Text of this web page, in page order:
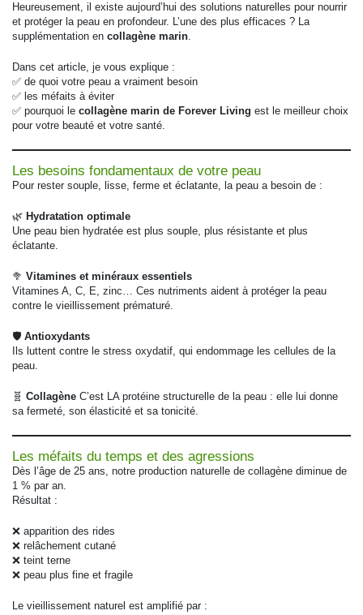
Heureusement, il existe aujourd’hui des solutions naturelles pour nourrir
et protéger la peau en profondeur. L’une des plus efficaces ? La
supplémentation en collagène marin.
Dans cet article, je vous explique :
✅ de quoi votre peau a vraiment besoin
✅ les méfaits à éviter
✅ pourquoi le collagène marin de Forever Living est le meilleur choix
pour votre beauté et votre santé.
Les besoins fondamentaux de votre peau
Pour rester souple, lisse, ferme et éclatante, la peau a besoin de :
🌿 Hydratation optimale
Une peau bien hydratée est plus souple, plus résistante et plus
éclatante.
🥦 Vitamines et minéraux essentiels
Vitamines A, C, E, zinc… Ces nutriments aident à protéger la peau
contre le vieillissement prématuré.
🛡️ Antioxydants
Ils luttent contre le stress oxydatif, qui endommage les cellules de la
peau.
🧬 Collagène C’est LA protéine structurelle de la peau : elle lui donne
sa fermeté, son élasticité et sa tonicité.
Les méfaits du temps et des agressions
Dès l’âge de 25 ans, notre production naturelle de collagène diminue de
1 % par an.
Résultat :
❌ apparition des rides
❌ relâchement cutané
❌ teint terne
❌ peau plus fine et fragile
Le vieillissement naturel est amplifié par :